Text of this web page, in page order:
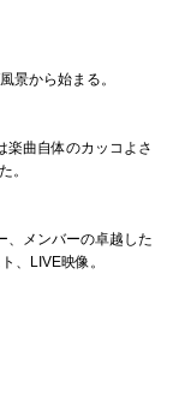
景から始まる。
楽曲自体のカッコよさ
。
、メンバーの卓越した
、LIVE映像。